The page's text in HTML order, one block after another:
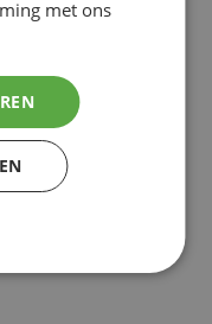
met ons